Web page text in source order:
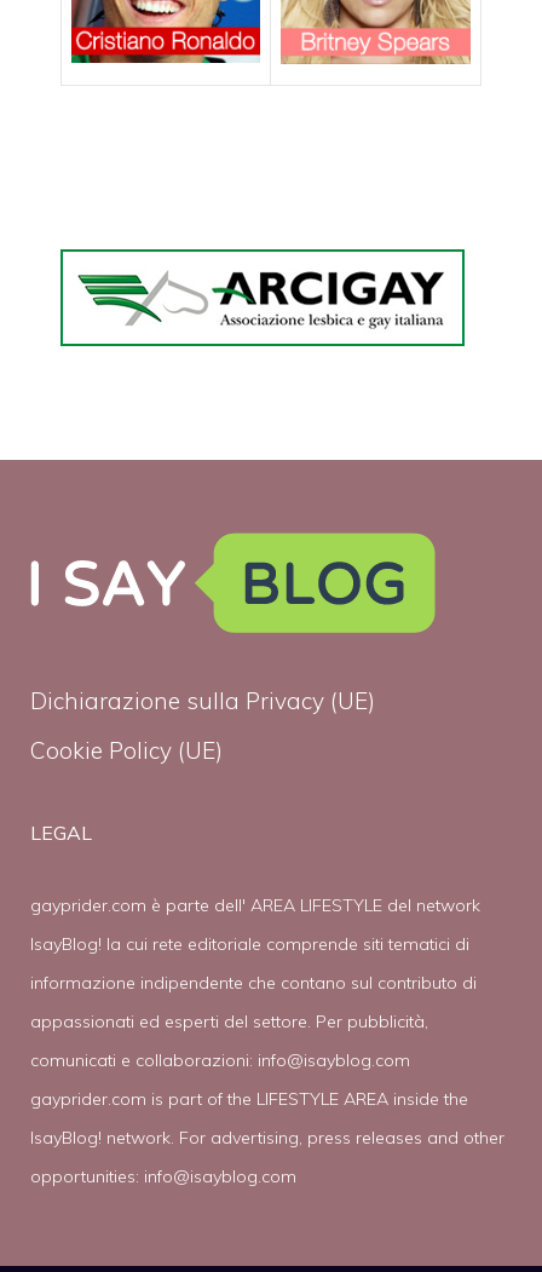
Dichiarazione sulla Privacy (UE)
Cookie Policy (UE)
LEGAL
gayprider.com è parte dell' AREA LIFESTYLE del network
IsayBlog! la cui rete editoriale comprende siti tematici di
informazione indipendente che contano sul contributo di
appassionati ed esperti del settore. Per pubblicità,
comunicati e collaborazioni: info@isayblog.com
gayprider.com is part of the LIFESTYLE AREA inside the
IsayBlog! network. For advertising, press releases and other
opportunities: info@isayblog.com